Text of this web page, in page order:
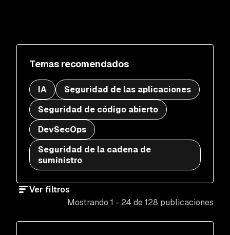
Temas recomendados
IA
Seguridad de las aplicaciones
Seguridad de código abierto
DevSecOps
Seguridad de la cadena de
suministro
Ver filtros
Mostrando 1 - 24 de 128 publicaciones